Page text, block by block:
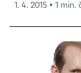
1. 4. 2015 ▪ 1 min.